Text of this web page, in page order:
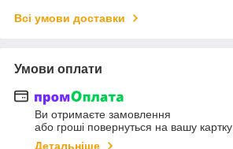
Всі умови доставки
Умови оплати
Ви отримаєте замовлення
або гроші повернуться на вашу картку
Детальніше